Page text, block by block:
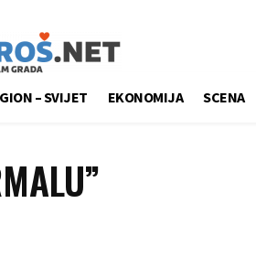
– SVIJET EKONOMIJA SCENA